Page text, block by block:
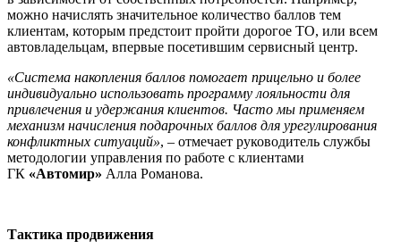
можно начислять значительное количество баллов тем
клиентам, которым предстоит пройти дорогое ТО, или всем
автовладельцам, впервые посетившим сервисный центр.
«Система накопления баллов помогает прицельно и более
индивидуально использовать программу лояльности для
привлечения и удержания клиентов. Часто мы применяем
механизм начисления подарочных баллов для урегулирования
конфликтных ситуаций», – отмечает руководитель службы
методологии управления по работе с клиентами
ГК «Автомир» Алла Романова.
Тактика продвижения